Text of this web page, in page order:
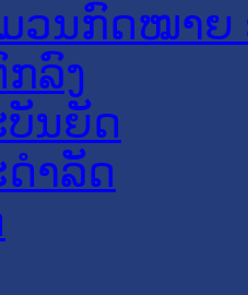
ວນກົດໝາຍ
ລົງ
ນຍັດ
າລັດ